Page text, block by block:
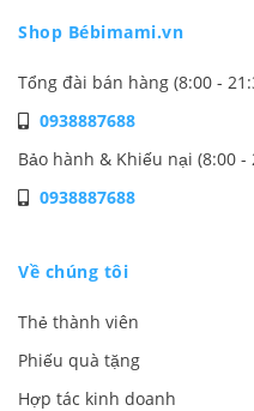
Shop Bébimami.vn
Tổng đài bán hàng (8:00 -
0938887688
Bảo hành & Khiếu nại (8:00 -
0938887688
Về chúng tôi
Thẻ thành viên
Phiếu quà tặng
Hợp tác kinh doanh